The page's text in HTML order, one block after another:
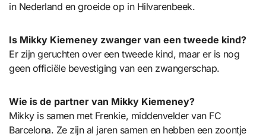
in Nederland en groeide op in Hilvarenbeek.
Is Mikky Kiemeney zwanger van een tweede kind?
Er zijn geruchten over een tweede kind, maar er is nog
geen officiële bevestiging van een zwangerschap.
Wie is de partner van Mikky Kiemeney?
Mikky is samen met Frenkie, middenvelder van FC
Barcelona. Ze zijn al jaren samen en hebben een zoontje